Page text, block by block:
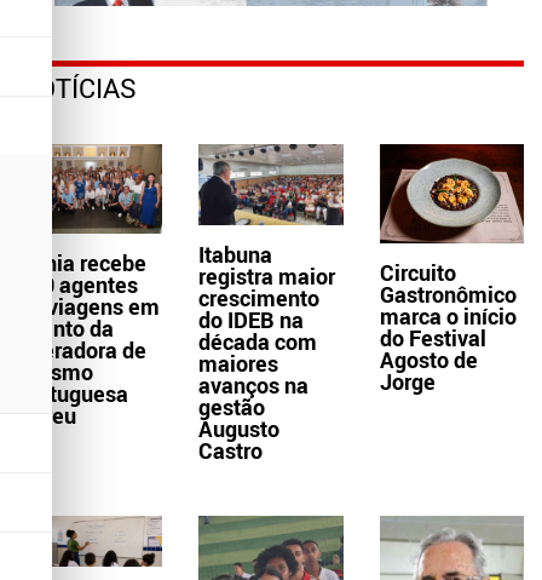
NOTÍCIAS
Bahia recebe
300 agentes
de viagens em
evento da
operadora de
turismo
portuguesa
Abreu
Itabuna
registra maior
crescimento
do IDEB na
década com
maiores
avanços na
gestão
Augusto
Castro
Circuito
Gastronômico
marca o início
do Festival
Agosto de
Jorge